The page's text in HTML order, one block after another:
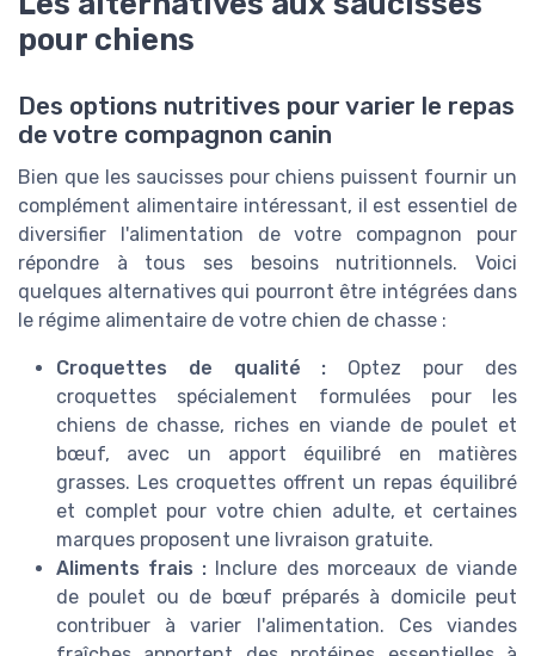
pour chiens
Des options nutritives pour varier le repas
de votre compagnon canin
Bien que les saucisses pour chiens puissent fournir un
complément alimentaire intéressant, il est essentiel de
diversifier l'alimentation de votre compagnon pour
répondre à tous ses besoins nutritionnels. Voici
quelques alternatives qui pourront être intégrées dans
le régime alimentaire de votre chien de chasse :
Croquettes de qualité : Optez pour des
croquettes spécialement formulées pour les
chiens de chasse, riches en viande de poulet et
bœuf, avec un apport équilibré en matières
grasses. Les croquettes offrent un repas équilibré
et complet pour votre chien adulte, et certaines
marques proposent une livraison gratuite.
Aliments frais : Inclure des morceaux de viande
de poulet ou de bœuf préparés à domicile peut
contribuer à varier l'alimentation. Ces viandes